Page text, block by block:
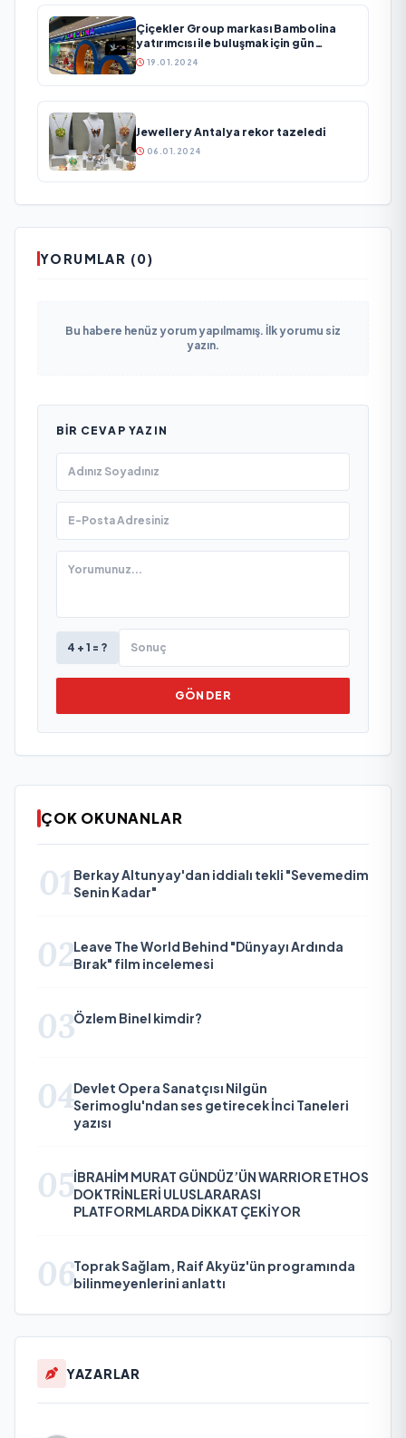
Çiçekler Group markası Bambolina
yatırımcısı ile buluşmak için gün
sayıyor
19.01.2024
Jewellery Antalya rekor tazeledi
06.01.2024
YORUMLAR (0)
Bu habere henüz yorum yapılmamış. İlk yorumu siz
yazın.
BIR CEVAP YAZIN
4 + 1 = ?
GÖNDER
ÇOK OKUNANLAR
01 Berkay Altunyay'dan iddialı tekli "Sevemedim
Senin Kadar"
02Leave The World Behind "Dünyayı Ardında
Bırak" film incelemesi
03Özlem Binel kimdir?
04Devlet Opera Sanatçısı Nilgün
Serimoglu'ndan ses getirecek İnci Taneleri
yazısı
05İBRAHİM MURAT GÜNDÜZ’ÜN WARRIOR ETHOS
DOKTRİNLERİ ULUSLARARASI
PLATFORMLARDA DİKKAT ÇEKİYOR
06Toprak Sağlam, Raif Akyüz'ün programında
bilinmeyenlerini anlattı
YAZARLAR